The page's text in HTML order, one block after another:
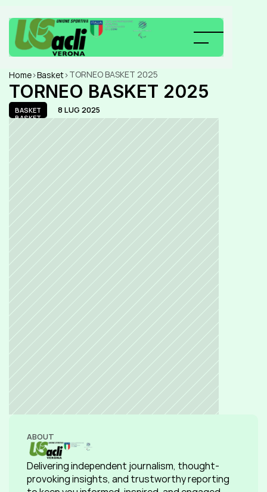
Home>Basket>TORNEO BASKET 2025
TORNEO BASKET 2025
BASKET
BASKET
8 LUG 2025
ABOUT
Delivering independent journalism, thought-
provoking insights, and trustworthy reporting